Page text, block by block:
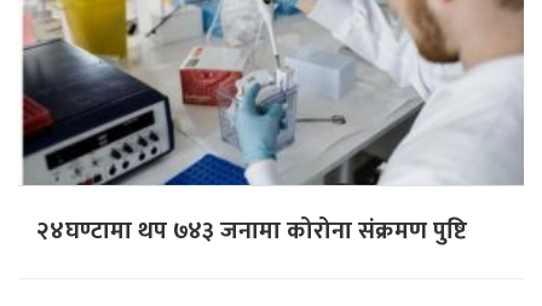
२४घण्टामा थप ७४३ जनामा कोरोना संक्रमण पुष्टि